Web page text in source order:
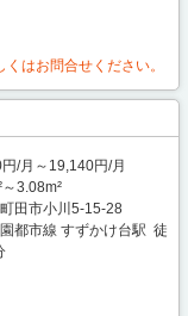
はお問合せください。
/月～19,140円/月
3.08m²
田市小川5-15-28
都市線 すずかけ台駅 徒